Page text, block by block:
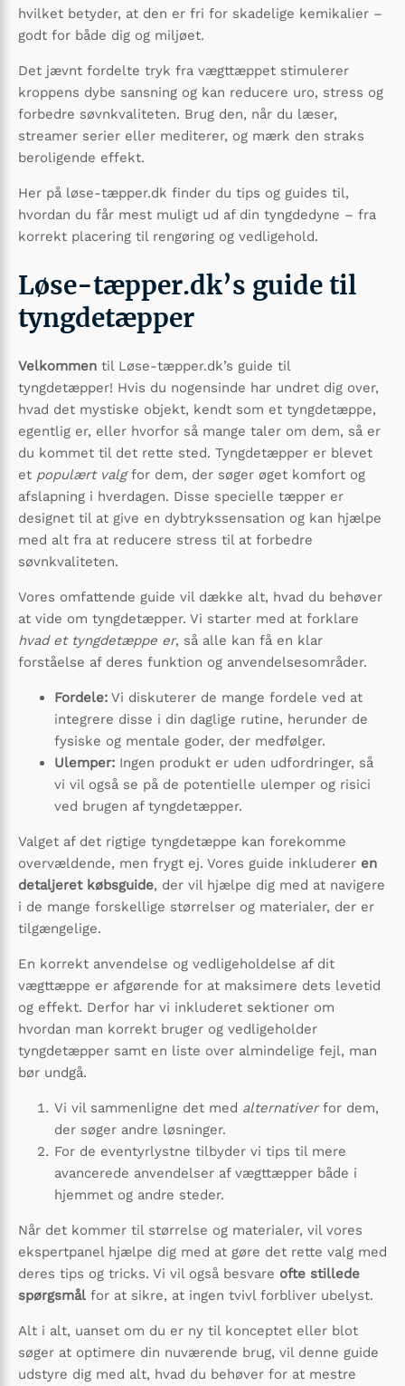
hvilket betyder, at den er fri for skadelige kemikalier –
godt for både dig og miljøet.
Det jævnt fordelte tryk fra vægttæppet stimulerer
kroppens dybe sansning og kan reducere uro, stress og
forbedre søvnkvaliteten. Brug den, når du læser,
streamer serier eller mediterer, og mærk den straks
beroligende effekt.
Her på løse-tæpper.dk finder du tips og guides til,
hvordan du får mest muligt ud af din tyngdedyne – fra
korrekt placering til rengøring og vedligehold.
Løse-tæpper.dk’s guide til
tyngdetæpper
Velkommen til Løse-tæpper.dk’s guide til
tyngdetæpper! Hvis du nogensinde har undret dig over,
hvad det mystiske objekt, kendt som et tyngdetæppe,
egentlig er, eller hvorfor så mange taler om dem, så er
du kommet til det rette sted. Tyngdetæpper er blevet
et populært valgfor dem, der søger øget komfort og
afslapning i hverdagen. Disse specielle tæpper er
designet til at give en dybtrykssensation og kan hjælpe
med alt fra at reducere stress til at forbedre
søvnkvaliteten.
Vores omfattende guide vil dække alt, hvad du behøver
at vide om tyngdetæpper. Vi starter med at forklare
hvad et tyngdetæppe er, så alle kan få en klar
forståelse af deres funktion og anvendelsesområder.
Fordele: Vi diskuterer de mange fordele ved at
integrere disse i din daglige rutine, herunder de
fysiske og mentale goder, der medfølger.
Ulemper: Ingen produkt er uden udfordringer, så
vi vil også se på de potentielle ulemper og risici
ved brugen af tyngdetæpper.
Valget af det rigtige tyngdetæppe kan forekomme
overvældende, men frygt ej. Vores guide inkluderer en
detaljeret købsguide, der vil hjælpe dig med at navigere
i de mange forskellige størrelser og materialer, der er
tilgængelige.
En korrekt anvendelse og vedligeholdelse af dit
vægttæppe er afgørende for at maksimere dets levetid
og effekt. Derfor har vi inkluderet sektioner om
hvordan man korrekt bruger og vedligeholder
tyngdetæpper samt en liste over almindelige fejl, man
bør undgå.
Vi vil sammenligne det med alternativerfor dem,
der søger andre løsninger.
For de eventyrlystne tilbyder vi tips til mere
avancerede anvendelser af vægttæpper både i
hjemmet og andre steder.
Når det kommer til størrelse og materialer, vil vores
ekspertpanel hjælpe dig med at gøre det rette valg med
deres tips og tricks. Vi vil også besvare ofte stillede
spørgsmål for at sikre, at ingen tvivl forbliver ubelyst.
Alt i alt, uanset om du er ny til konceptet eller blot
søger at optimere din nuværende brug, vil denne guide
udstyre dig med alt, hvad du behøver for at mestre